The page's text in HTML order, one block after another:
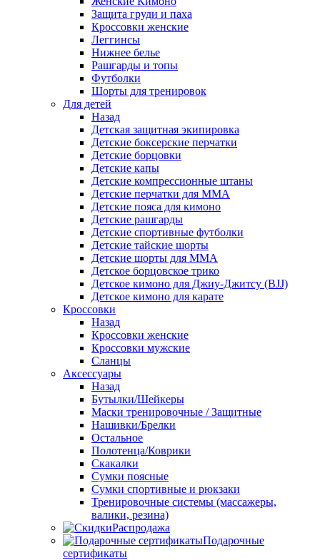
Защита груди и паха
Кроссовки женские
Леггинсы
Нижнее белье
Рашгарды и топы
Футболки
Шорты для тренировок
Для детей
Назад
Детская защитная экипировка
Детские боксерские перчатки
Детские борцовки
Детские капы
Детские компрессионные штаны
Детские перчатки для ММА
Детские пояса для кимоно
Детские рашгарды
Детские спортивные футболки
Детские тайские шорты
Детские шорты для ММА
Детское борцовское трико
Детское кимоно для Джиу-Джитсу (BJJ)
Детское кимоно для карате
Кроссовки
Назад
Кроссовки женские
Кроссовки мужские
Сланцы
Аксессуары
Назад
Бутылки/Шейкеры
Маски тренировочные / Защитные
Нашивки/Брелки
Остальное
Полотенца/Коврики
Скакалки
Сумки поясные
Сумки спортивные и рюкзаки
Тренировочные системы (массажеры,
валики, резина)
Распродажа
Подарочные
сертификаты